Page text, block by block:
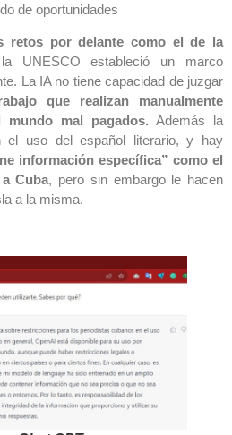
de oportunidades
retos por delante como el de la
UNESCO estableció un marco
La IA no tiene capacidad de juzgar
que realizan manualmente
mal pagados. Además la
el uso del español literario, y hay
información específica” como el
Cuba, pero sin embargo le hacen
a la misma.